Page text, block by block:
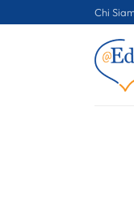
Chi